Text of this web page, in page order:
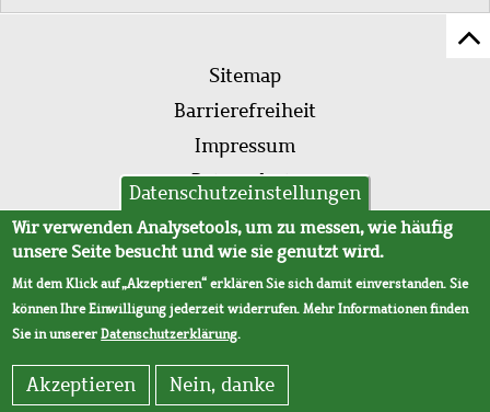
Fußleistenmenü
Sitemap
Barrierefreiheit
Impressum
Datenschutz
AVB
Datenschutzeinstellungen
Wir verwenden Analysetools, um zu messen, wie häufig
unsere Seite besucht und wie sie genutzt wird.
Mit dem Klick auf „Akzeptieren“ erklären Sie sich damit einverstanden. Sie
können Ihre Einwilligung jederzeit widerrufen. Mehr Informationen finden
Sie in unsererDatenschutzerklärung.
Akzeptieren Nein, danke